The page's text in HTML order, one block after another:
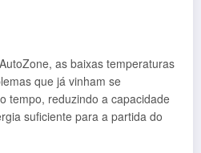
as baixas temperaturas
que já vinham se
tempo, reduzindo a capacidade
suficiente para a partida do